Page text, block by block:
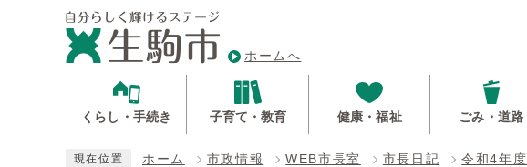
ホームへ
くらし・手続き 子育て・教育 健康・福祉 ごみ・道路
現在位置 ホーム 市政情報 WEB市長室 市長日記 令和4年度